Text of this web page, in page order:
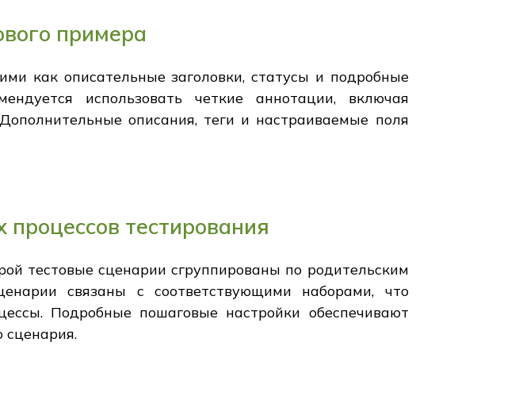
примера
как описательные заголовки, статусы и подробные
использовать четкие аннотации, включая
описания, теги и настраиваемые поля
тестирования
тестовые сценарии сгруппированы по родительским
связаны с соответствующими наборами, что
Подробные пошаговые настройки обеспечивают
сценария.